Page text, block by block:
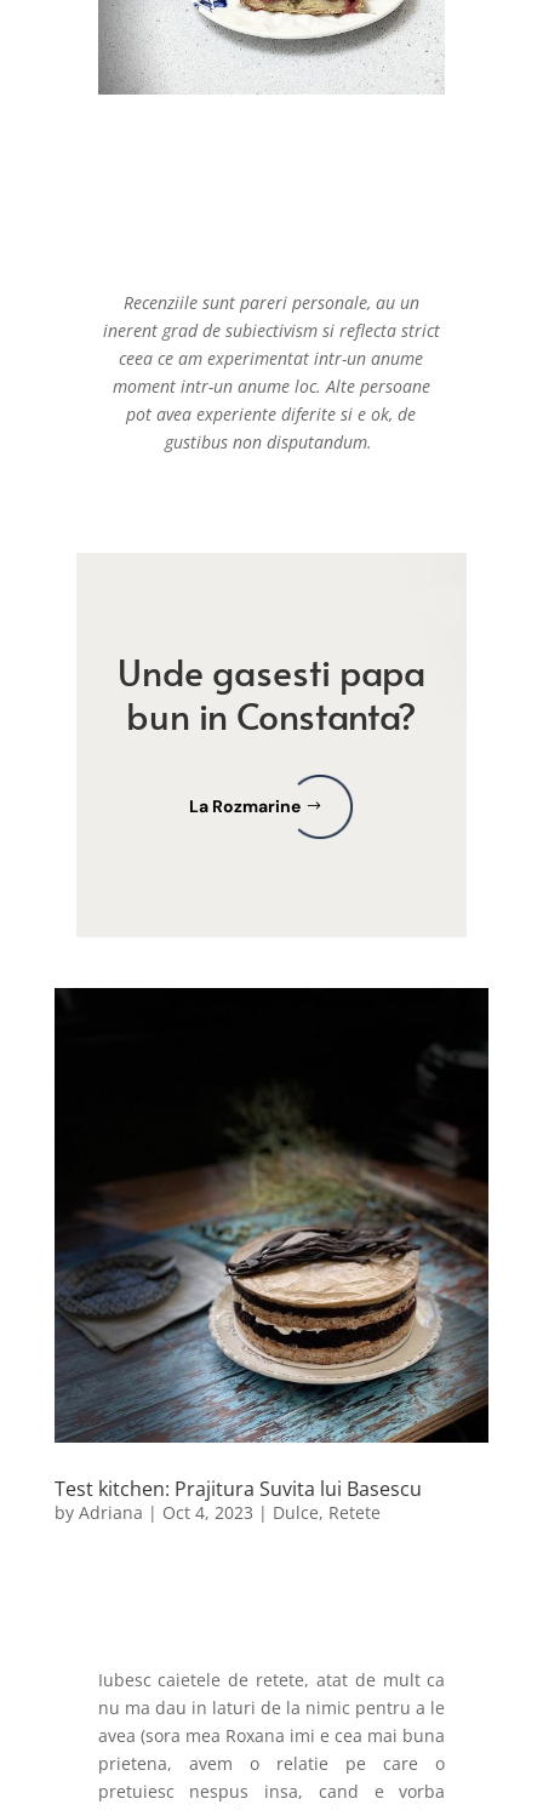
Recenziile sunt pareri personale, au un
inerent grad de subiectivism si reflecta strict
ceea ce am experimentat intr-un anume
moment intr-un anume loc. Alte persoane
pot avea experiente diferite si e ok, de
gustibus non disputandum.
Unde gasesti papa
bun in Constanta?
La Rozmarine
Test kitchen: Prajitura Suvita lui Basescu
by Adriana | Oct 4, 2023 | Dulce, Retete
Iubesc caietele de retete, atat de mult ca
nu ma dau in laturi de la nimic pentru a le
avea (sora mea Roxana imi e cea mai buna
prietena, avem o relatie pe care o
pretuiesc nespus insa, cand e vorba